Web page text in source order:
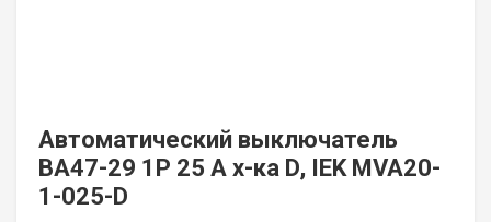
Автоматический выключатель
ВА47-29 1P 25 А х-ка D, IEK MVA20-
1-025-D